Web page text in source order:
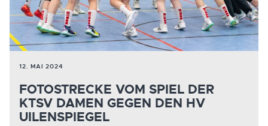
12. MAI 2024
FOTOSTRECKE VOM SPIEL DER
KTSV DAMEN GEGEN DEN HV
UILENSPIEGEL